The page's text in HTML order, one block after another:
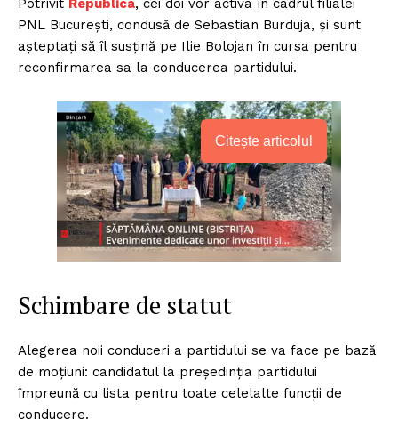
Potrivit Republica, cei doi vor activa în cadrul filialei
PNL București, condusă de Sebastian Burduja, și sunt
așteptați să îl susțină pe Ilie Bolojan în cursa pentru
reconfirmarea sa la conducerea partidului.
Citește articolul
Schimbare de statut
Alegerea noii conduceri a partidului se va face pe bază
de moțiuni: candidatul la președinția partidului
împreună cu lista pentru toate celelalte funcții de
conducere.